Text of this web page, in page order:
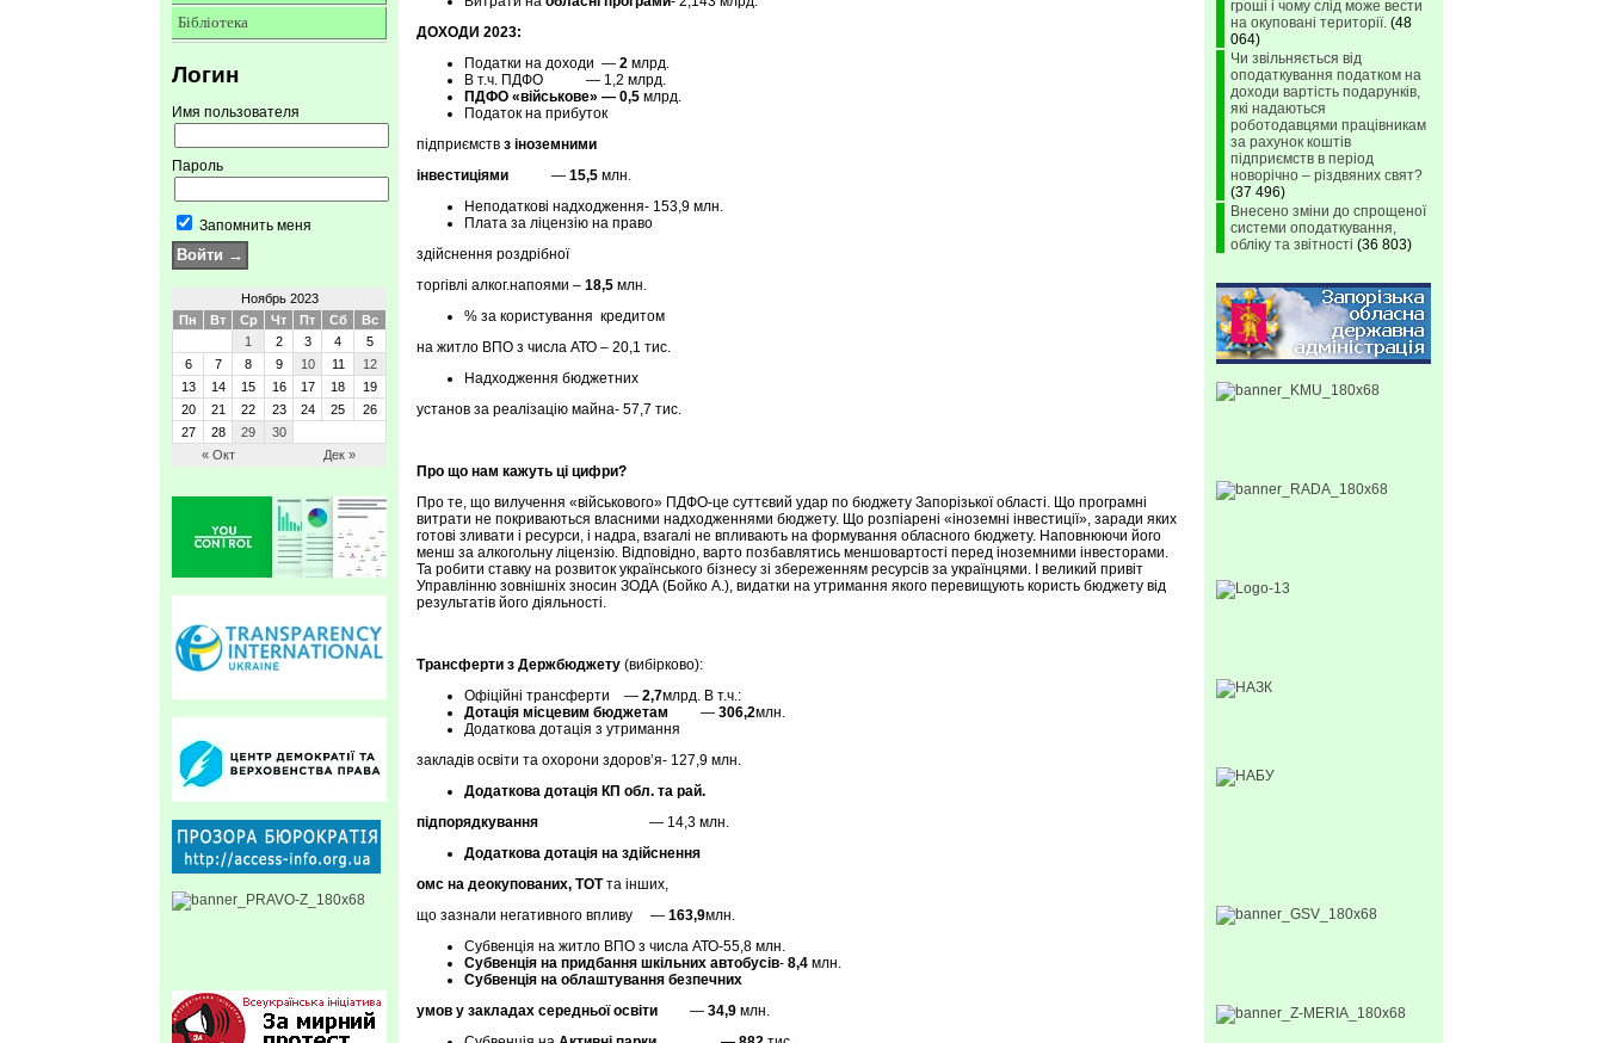
Бібліотека
Логин
Имя пользователя
Пароль
Запомнить меня
Ноябрь 2023
Пн
Вт Ср Чт Пт Сб Вс
« Окт Дек »
1 2 3 4
5
6
7 8 9 10 11
12
13
14 15 16 17 18
19
20
21 22 23 24 25
26
27
28 29 30
ДОХОДИ 2023:
Податки на доходи —2млрд.
В т.ч. ПДФО — 1,2 млрд.
ПДФО «військове» — 0,5 млрд.
Податок на прибуток
підприємствз іноземними
інвестиціями —15,5 млн.
Неподаткові надходження- 153,9 млн.
Плата за ліцензію на право
здійснення роздрібної
торгівлі алког.напоями –18,5 млн.
% за користування кредитом
на житло ВПО з числа АТО – 20,1 тис.
Надходження бюджетних
установ за реалізацію майна- 57,7 тис.
Про що нам кажуть ці цифри?
Про те, що вилучення «військового» ПДФО-це суттєвий удар по бюджету Запорізької області. Що програмні
витрати не покриваються власними надходженнями бюджету. Що розпіарені «іноземні інвестиції», заради яких
готові зливати і ресурси, і надра, взагалі не впливають на формування обласного бюджету. Наповнюючи його
менш за алкогольну ліцензію. Відповідно, варто позбавлятись меншовартості перед іноземними інвесторами.
Та робити ставку на розвиток українського бізнесу зі збереженням ресурсів за українцями. І великий привіт
Управлінню зовнішніх зносин ЗОДА (Бойко А.), видатки на утримання якого перевищують користь бюджету від
результатів його діяльності.
Трансферти з Держбюджету (вибірково):
Офіційні трансферти —2,7млрд. В т.ч.:
Дотація місцевим бюджетам
—306,2млн.
Додаткова дотація з утримання
закладів освіти та охорони здоров’я- 127,9 млн.
Додаткова дотація КП обл. та рай.
підпорядкування — 14,3 млн.
Додаткова дотація на здійснення
омс на деокупованих, ТОТта інших,
що зазнали негативного впливу —163,9млн.
Субвенція на житло ВПО з числа АТО-55,8 млн.
Субвенція на придбання шкільних автобусів-8,4 млн.
Субвенція на облаштування безпечних
умов у закладах середньої освіти —34,9 млн.
гроші і чому слід може вести
на окуповані території. (48
064)
Чи звільняється від
оподаткування податком на
доходи вартість подарунків,
які надаються
роботодавцями працівникам
за рахунок коштів
підприємств в період
новорічно – різдвяних свят?
(37 496)
Внесено зміни до спрощеної
системи оподаткування,
обліку та звітності (36 803)